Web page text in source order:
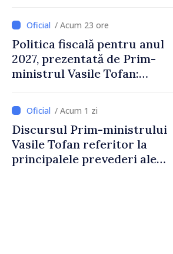
/ Acum 23 ore
Politica fiscală pentru anul
2027, prezentată de Prim-
ministrul Vasile Tofan:
stimularea investițiilor și o
taxare mai echitabilă
/ Acum 1 zi
Discursul Prim-ministrului
Vasile Tofan referitor la
principalele prevederi ale